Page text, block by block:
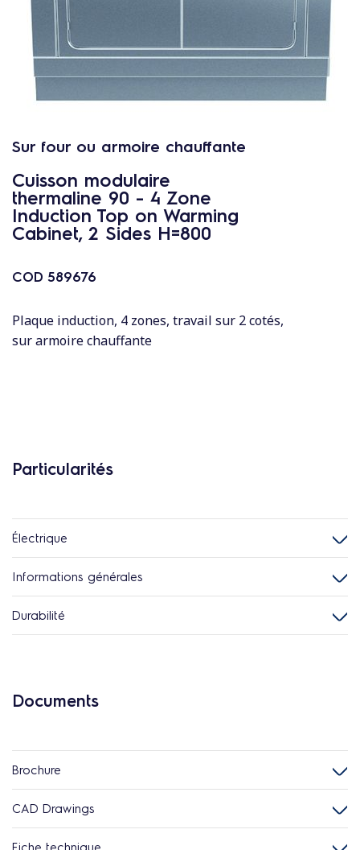
Sur four ou armoire chauffante
Cuisson modulaire
thermaline 90 - 4 Zone
Induction Top on Warming
Cabinet, 2 Sides H=800
COD 589676
Plaque induction, 4 zones, travail sur 2 cotés,
sur armoire chauffante
Particularités
Électrique
Informations générales
Durabilité
Documents
Brochure
CAD Drawings
Fiche technique